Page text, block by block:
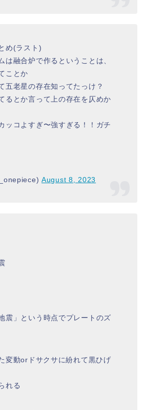
め(ラスト)
は融合炉で作るということは、
ことか
五老星の存在知ってたっけ？
るとか言って上の存在を仄めか
ッコよすぎ〜強すぎる！！ガチ
August 8, 2023
震」という時点でプレートのズ
変動orドサクサに紛れて黒ひげ
れる